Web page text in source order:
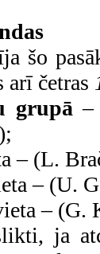
šo
četras
grupā –
– (L.
– (U.
– (G.
ja